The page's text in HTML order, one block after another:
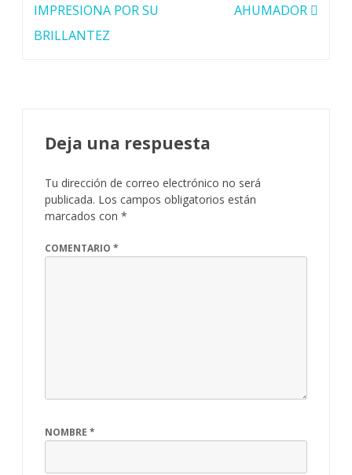
entradas
IMPRESIONA POR SU
BRILLANTEZ
AHUMADOR
Deja una respuesta
Tu dirección de correo electrónico no será
publicada. Los campos obligatorios están
marcados con *
COMENTARIO *
NOMBRE *